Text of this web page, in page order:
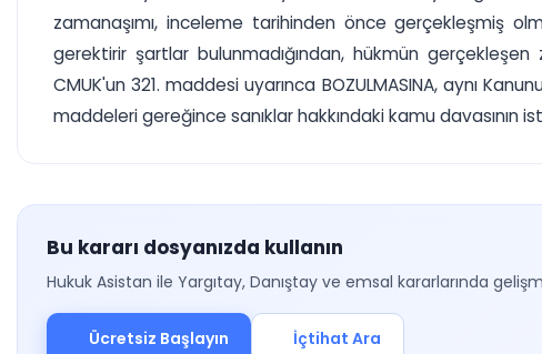
zamanaşımı, inceleme tarihinden önce gerçekleşmiş
gerektirir şartlar bulunmadığından, hükmün
CMUK'un 321. maddesi uyarınca BOZULMASINA, aynı
maddeleri gereğince sanıklar hakkındaki kamu davasının
Bu kararı dosyanızda kullanın
Hukuk Asistan ile Yargıtay, Danıştay ve emsal kararlarında
Ücretsiz Başlayın İçtihat Ara